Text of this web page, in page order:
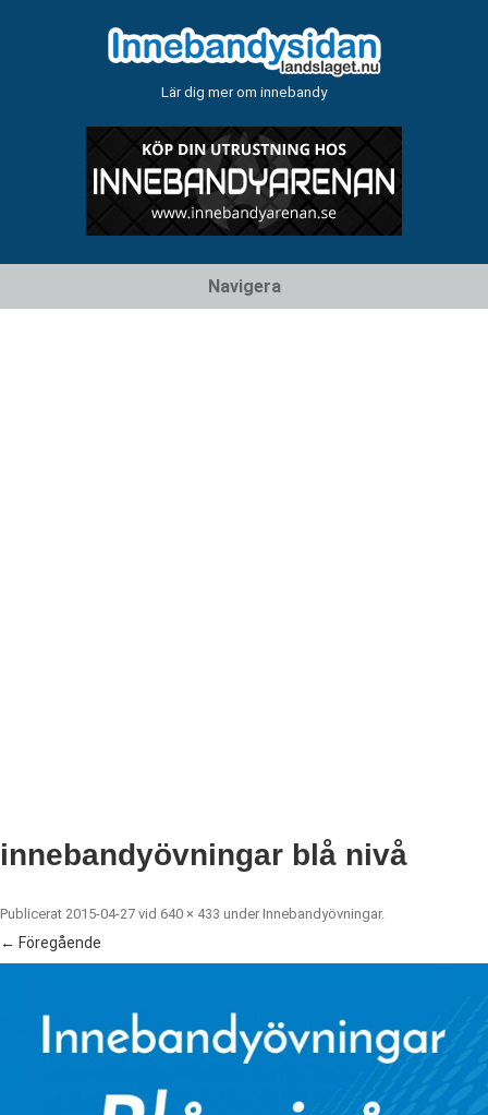
Lär dig mer om innebandy
Navigera
innebandyövningar blå nivå
Publicerat 2015-04-27 vid 640 × 433 under Innebandyövningar.
← Föregående